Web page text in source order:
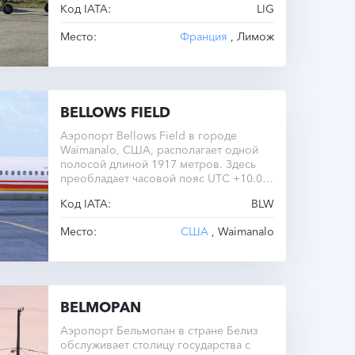
Код IATA:
LIG
Место:
Франция , Лимож
BELLOWS FIELD
Аэропорт Bellows Field в городе
Waimanalo, США, располагает одной
полосой длиной 1917 метров. Здесь
преобладает часовой пояс UTC +10.0
Код IATA:
BLW
Место:
США , Waimanalo
BELMOPAN
Аэропорт Бельмопан в стране Белиз
обслуживает столицу государства с